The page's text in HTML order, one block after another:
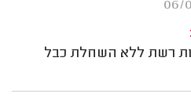
3 נקודות רשת ללא השחלת כבל